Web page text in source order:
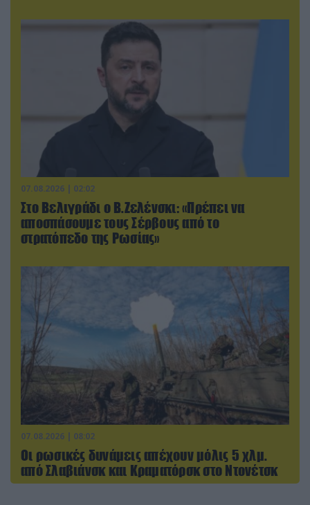
07.08.2026 | 02:02
Στο Βελιγράδι ο Β.Ζελένσκι: «Πρέπει να
αποσπάσουμε τους Σέρβους από το
στρατόπεδο της Ρωσίας»
07.08.2026 | 08:02
Οι ρωσικές δυνάμεις απέχουν μόλις 5 χλμ.
από Σλαβιάνσκ και Κραματόρσκ στο Ντονέτσκ